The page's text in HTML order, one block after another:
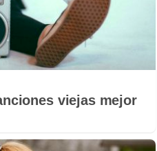
viejas mejor